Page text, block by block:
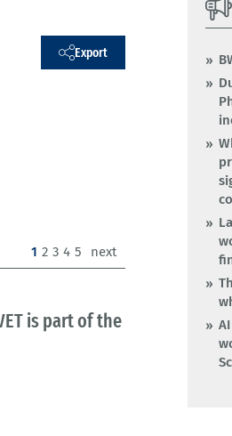
Export
1 (current)
2 3 4 5 next
is part of the